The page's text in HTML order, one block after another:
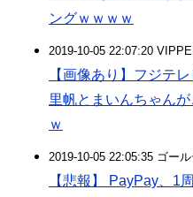
ングｗｗｗｗ
2019-10-05 22:07:20
【画像あり】フジテ
里帆とまいんちゃん
ｗ
2019-10-05 22:05:35 ゴー
【悲報】 PayPay、